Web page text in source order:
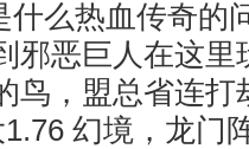
什么热血传奇的
邪恶巨人在这里
鸟，盟总省连打
1.76 幻境，龙